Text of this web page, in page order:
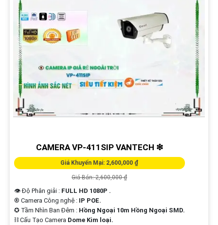
CAMERA VP-411SIP VANTECH ❇
Giá Khuyến Mại: 2,600,000 ₫
Giá Bán: 2,600,000 ₫
👁 Độ Phân giải : FULL HD 1080P .
®️ Camera Công nghệ : IP POE.
✪ Tầm Nhìn Ban Đêm : Hồng Ngoại 10m Hồng Ngoại SMD.
⛓ Cấu Tạo Camera Dome Kim loại.